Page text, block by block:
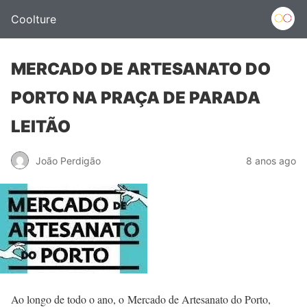
Coolture
MERCADO DE ARTESANATO DO
PORTO NA PRAÇA DE PARADA
LEITÃO
João Perdigão 8 anos ago
Ao longo de todo o ano, o Mercado de Artesanato do Porto,